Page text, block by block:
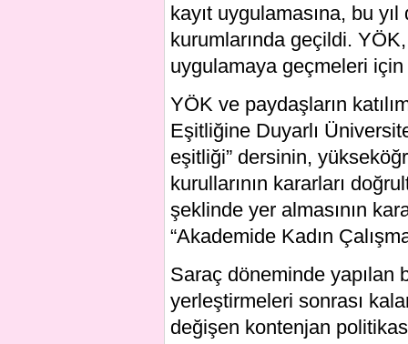
kayıt uygulamasına, bu
kurumlarında geçildi.
uygulamaya geçmeleri
YÖK ve paydaşların
Eşitliğine Duyarlı
eşitliği” dersinin,
kurullarının kararları
şeklinde yer almasının
“Akademide Kadın
Saraç döneminde yapılan
yerleştirmeleri sonrası
değişen kontenjan